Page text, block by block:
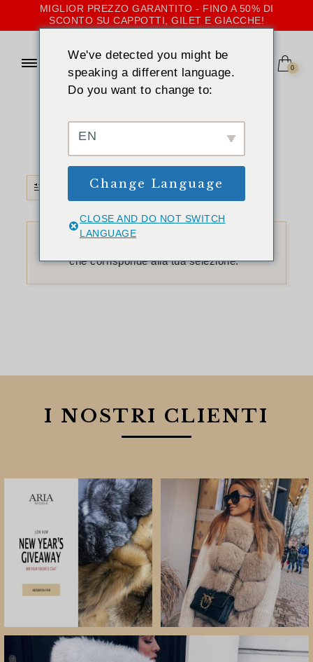
MIGLIOR PREZZO GARANTITO - FINO A 50% DI
SCONTO SU CAPPOTTI, GILET E GIACCHE!
0
Champagne
che corrisponde alla tua selezione.
I NOSTRI CLIENTI
We've detected you might be
speaking a different language.
Do you want to change to:
EN
Change Language
CLOSE AND DO NOT SWITCH
LANGUAGE